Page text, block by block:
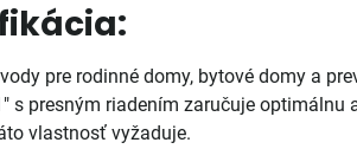
pre rodinné domy, bytové domy a
s presným riadením zaručuje
vlastnosť vyžaduje.